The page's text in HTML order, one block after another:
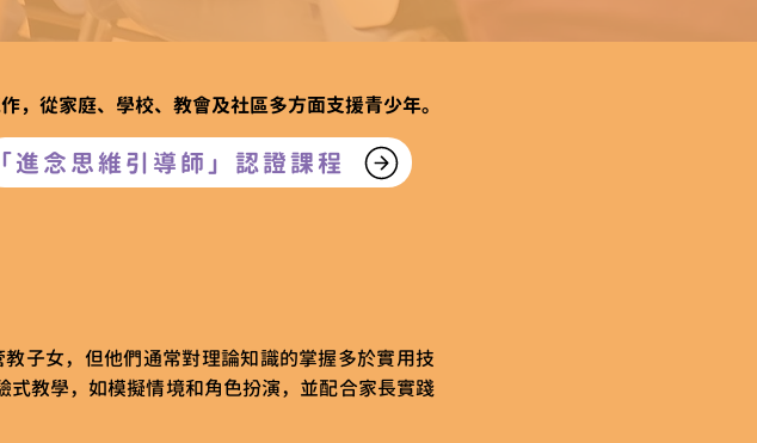
從家庭、學校、教會及社區多方面支援青少年。
「進念思維引導師」認證課程
子女，但他們通常對理論知識的掌握多於實用技
教學，如模擬情境和角色扮演，並配合家長實踐